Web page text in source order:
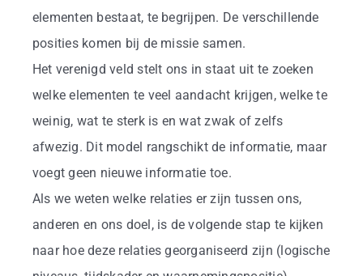
elementen bestaat, te begrijpen. De verschillende
posities komen bij de missie samen.
Het verenigd veld stelt ons in staat uit te zoeken
welke elementen te veel aandacht krijgen, welke te
weinig, wat te sterk is en wat zwak of zelfs
afwezig. Dit model rangschikt de informatie, maar
voegt geen nieuwe informatie toe.
Als we weten welke relaties er zijn tussen ons,
anderen en ons doel, is de volgende stap te kijken
naar hoe deze relaties georganiseerd zijn (logische